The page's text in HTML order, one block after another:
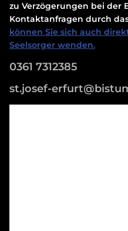
zu Verzögerungen bei der
Kontaktanfragen durch
können Sie sich auch
Seelsorger wenden.
0361 7312385
st.josef-